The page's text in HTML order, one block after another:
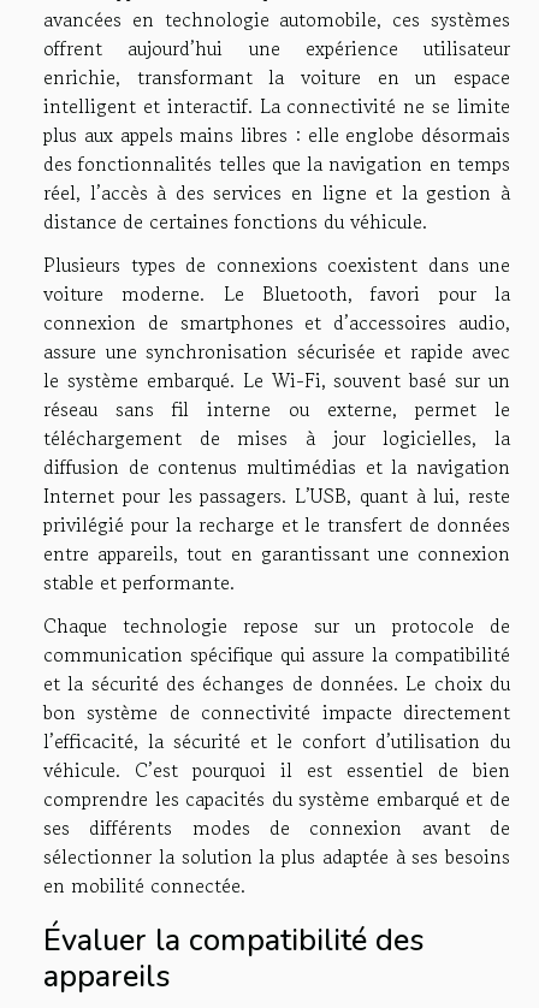
avancées en technologie automobile, ces systèmes
offrent aujourd’hui une expérience utilisateur
enrichie, transformant la voiture en un espace
intelligent et interactif. La connectivité ne se limite
plus aux appels mains libres : elle englobe désormais
des fonctionnalités telles que la navigation en temps
réel, l’accès à des services en ligne et la gestion à
distance de certaines fonctions du véhicule.
Plusieurs types de connexions coexistent dans une
voiture moderne. Le Bluetooth, favori pour la
connexion de smartphones et d’accessoires audio,
assure une synchronisation sécurisée et rapide avec
le système embarqué. Le Wi-Fi, souvent basé sur un
réseau sans fil interne ou externe, permet le
téléchargement de mises à jour logicielles, la
diffusion de contenus multimédias et la navigation
Internet pour les passagers. L’USB, quant à lui, reste
privilégié pour la recharge et le transfert de données
entre appareils, tout en garantissant une connexion
stable et performante.
Chaque technologie repose sur un protocole de
communication spécifique qui assure la compatibilité
et la sécurité des échanges de données. Le choix du
bon système de connectivité impacte directement
l’efficacité, la sécurité et le confort d’utilisation du
véhicule. C’est pourquoi il est essentiel de bien
comprendre les capacités du système embarqué et de
ses différents modes de connexion avant de
sélectionner la solution la plus adaptée à ses besoins
en mobilité connectée.
Évaluer la compatibilité des
appareils